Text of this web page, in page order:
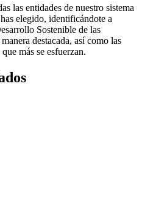
las entidades de nuestro sistema
elegido, identificándote a
Sostenible de las
destacada, así como las
más se esfuerzan.